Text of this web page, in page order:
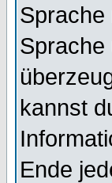
Sprache
Sprache
kannst
Ende